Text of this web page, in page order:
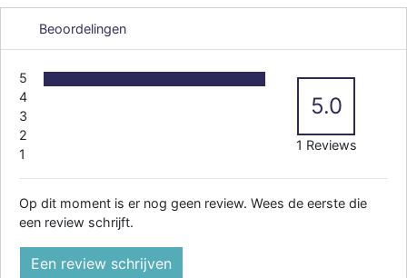
Beoordelingen
5
4
3
2
1
5.0
1 Reviews
Op dit moment is er nog geen review. Wees de eerste die
een review schrijft.
Een review schrijven